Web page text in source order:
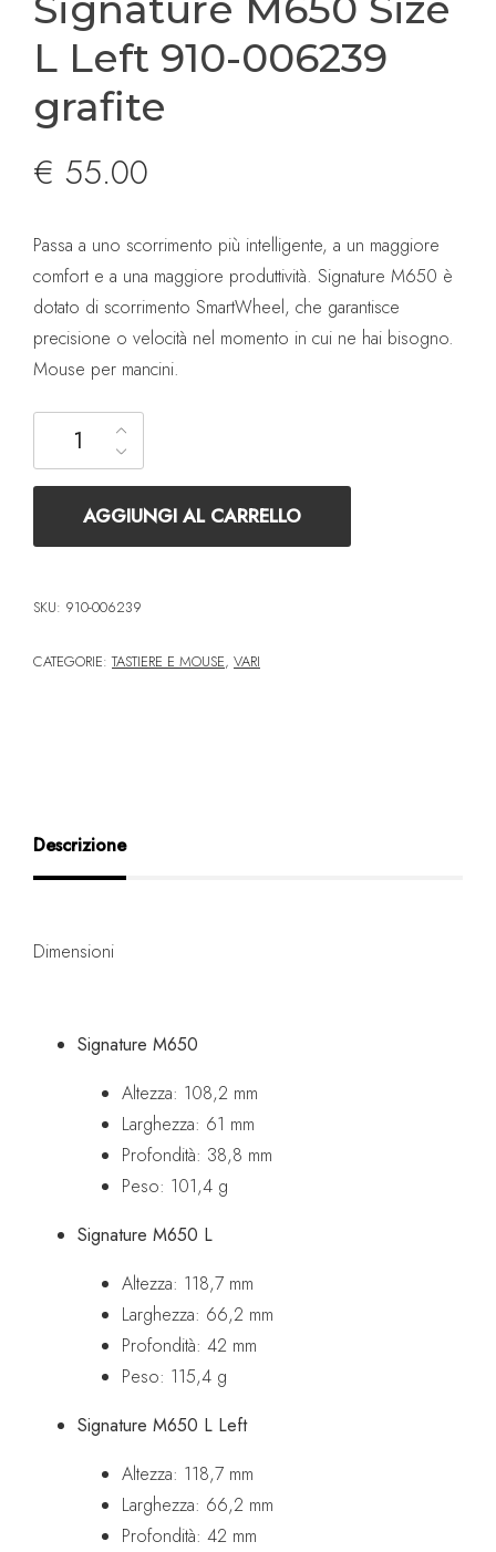
L Left 910-006239
grafite
€ 55.00
Passa a uno scorrimento più intelligente, a un maggiore
comfort e a una maggiore produttività. Signature M650 è
dotato di scorrimento SmartWheel, che garantisce
precisione o velocità nel momento in cui ne hai bisogno.
Mouse per mancini.
Logitech mouse Signature M650 Size L Left 910-006239
AGGIUNGI AL CARRELLO
SKU: 910-006239
CATEGORIE:TASTIERE E MOUSE, VARI
Descrizione
Dimensioni
Signature M650
Altezza: 108,2 mm
Larghezza: 61 mm
Profondità: 38,8 mm
Peso: 101,4 g
Signature M650 L
Altezza: 118,7 mm
Larghezza: 66,2 mm
Profondità: 42 mm
Peso: 115,4 g
Signature M650 L Left
Altezza: 118,7 mm
Larghezza: 66,2 mm
Profondità: 42 mm